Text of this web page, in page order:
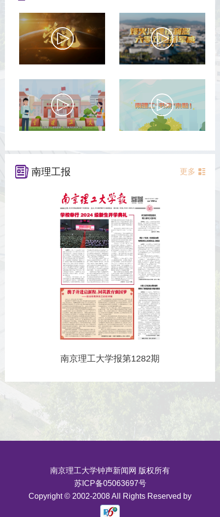
南理工报 更多
南京理工大学报第1282期
南京理工大学钟声新闻网 版权所有
苏ICP备05063697号
Copyright © 2002-2008 All Rights Reserved by